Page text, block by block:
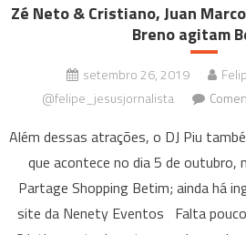
Zé Neto & Cristiano, Juan
Breno agitam
setembro 26, 2019
@felipe_jesusjornalista
Além dessas atrações, o DJ Piu
que acontece no dia 5 de outubro,
Partage Shopping Betim; ainda há
site da Nenety Eventos Falta